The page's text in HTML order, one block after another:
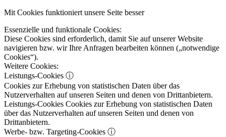
Mit Cookies funktioniert unsere Seite besser
Essenzielle und funktionale Cookies:
Diese Cookies sind erforderlich, damit Sie auf unserer Website
navigieren bzw. wir Ihre Anfragen bearbeiten können („notwendige
Cookies“).
Weitere Cookies:
Leistungs-Cookies ⓘ
Cookies zur Erhebung von statistischen Daten über das
Nutzerverhalten auf unseren Seiten und denen von Drittanbietern.
Leistungs-Cookies Cookies zur Erhebung von statistischen Daten
über das Nutzerverhalten auf unseren Seiten und denen von
Drittanbietern.
Werbe- bzw. Targeting-Cookies ⓘ